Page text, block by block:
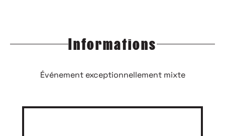
Informations
Événement exceptionnellement mixte